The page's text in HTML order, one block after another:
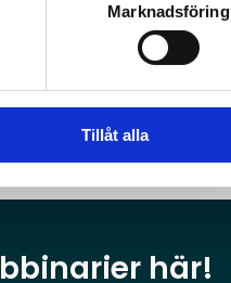
Marknadsföring
Tillåt alla
här!